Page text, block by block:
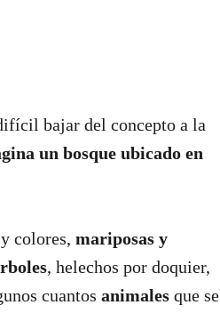
bajar del concepto a la
un bosque ubicado en
colores, mariposas y
, helechos por doquier,
cuantos animales que se